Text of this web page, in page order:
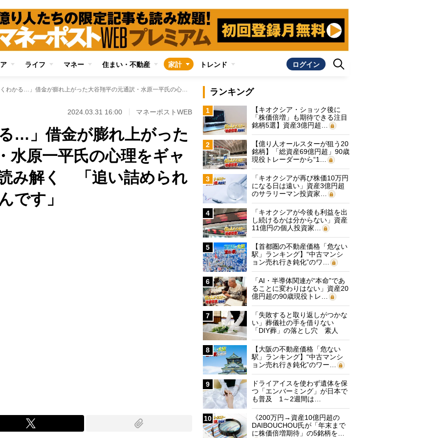
ライフ マネー 住まい・不動産 家計 トレンド ログイン
「なんとなくわかる…」借金が膨れ上がった大谷翔平の元通訳・水原一平氏の心理をギャンブル好き男性が読み解く 「追い詰められるほど楽しくなるんです」
2024.03.31 16:00 マネーポストWEB
…」借金が膨れ上がった
水原一平氏の心理をギャ
み解く 「追い詰められ
です」
ランキング
1
【キオクシア・ショック後に
「株価倍増」も期待できる注目
銘柄5選】資産3億円超…
2
【億り人オールスターが狙う20
銘柄】「総資産69億円超」90歳
現役トレーダーから“1…
3
「キオクシアが再び株価10万円
になる日は遠い」資産3億円超
のサラリーマン投資家…
4
「キオクシアが今後も利益を出
し続けるかは分からない」資産
11億円の個人投資家…
5
【首都圏の不動産価格「危ない
駅」ランキング】“中古マンシ
ョン売れ行き鈍化”のワ…
6
「AI・半導体関連が“本命”であ
ることに変わりはない」資産20
億円超の90歳現役トレ…
7
「失敗すると取り返しがつかな
い」葬儀社の手を借りない
「DIY葬」の落とし穴 素人
に…
8
【大阪の不動産価格「危ない
駅」ランキング】“中古マンシ
ョン売れ行き鈍化”のワー…
9
ドライアイスを使わず遺体を保
つ「エンバーミング」が日本で
も普及 1～2週間は…
10
《200万円→資産10億円超の
DAIBOUCHOU氏が「年末まで
に株価倍増期待」の5銘柄を…